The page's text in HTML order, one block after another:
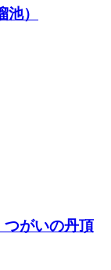
）
つがいの丹頂